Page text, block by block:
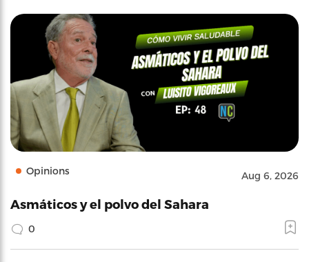
Opinions Aug 6, 2026
Asmáticos y el polvo del Sahara
0